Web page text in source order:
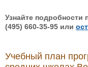
Узнайте подробности
(495) 660-35-95 или
Учебный план